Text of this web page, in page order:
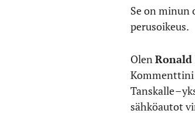
Se on
perusoikeus.
OlenRonald
Kommenttini
Tanskalle –
sähköautot